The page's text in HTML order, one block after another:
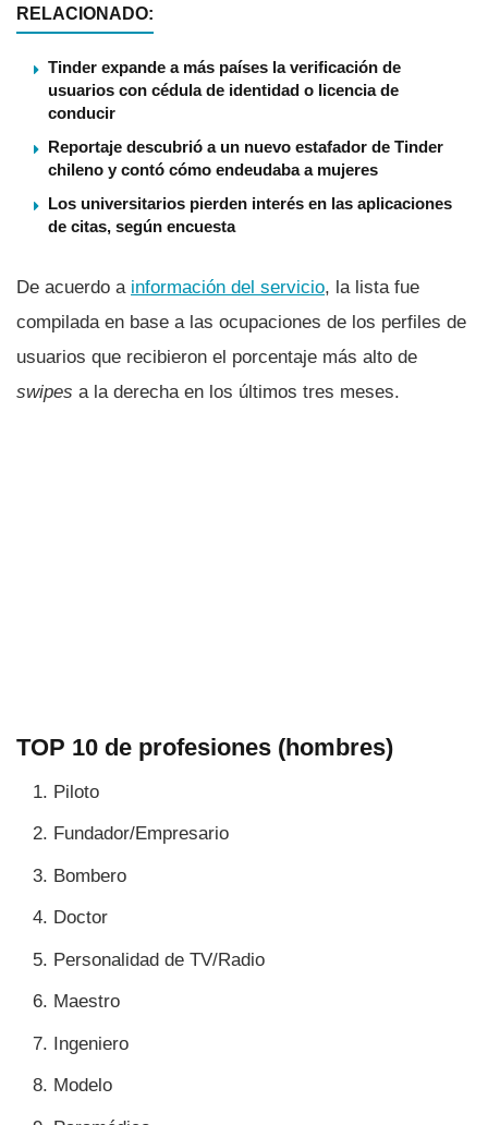
RELACIONADO:
Tinder expande a más países la verificación de
usuarios con cédula de identidad o licencia de
conducir
Reportaje descubrió a un nuevo estafador de Tinder
chileno y contó cómo endeudaba a mujeres
Los universitarios pierden interés en las aplicaciones
de citas, según encuesta
De acuerdo a información del servicio, la lista fue
compilada en base a las ocupaciones de los perfiles de
usuarios que recibieron el porcentaje más alto de
swipes a la derecha en los últimos tres meses.
TOP 10 de profesiones (hombres)
Piloto
Fundador/Empresario
Bombero
Doctor
Personalidad de TV/Radio
Maestro
Ingeniero
Modelo